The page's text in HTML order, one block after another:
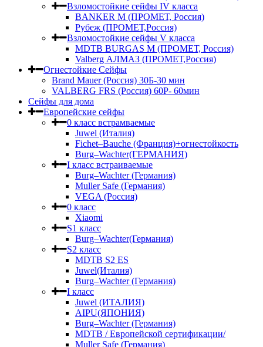
Взломостойкие сейфы IV класса
BANKER M (ПРОМЕТ, Россия)
Рубеж (ПРОМЕТ,Россия)
Взломостойкие сейфы V класса
MDTB BURGAS M (ПРОМЕТ, Россия)
Valberg АЛМАЗ (ПРОМЕТ,Россия)
Огнестойкие Сейфы
Brand Mauer (Россия) 30Б-30 мин
VALBERG FRS (Россия) 60Р- 60мин
Сейфы для дома
Европейские сейфы
0 класс встрамваемые
Juwel (Италия)
Fichet–Bauche (Франция)+огнестойкость
Burg–Wachter(ГЕРМАНИЯ)
I класс встраиваемые
Burg–Wachter (Германия)
Muller Safe (Германия)
VEGA (Россия)
0 класс
Xiaomi
S1 класс
Burg–Wachter(Германия)
S2 класс
MDTB S2 ES
Juwel(Италия)
Burg–Wachter (Германия)
I класс
Juwel (ИТАЛИЯ)
AIPU(ЯПОНИЯ)
Burg–Wachter (Германия)
MDTB / Европейской сертификации/
Muller Safe (Германия)